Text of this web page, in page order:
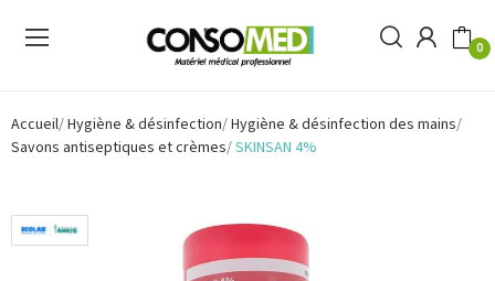
0
Accueil Hygiène & désinfection Hygiène & désinfection des mains
Savons antiseptiques et crèmes SKINSAN 4%